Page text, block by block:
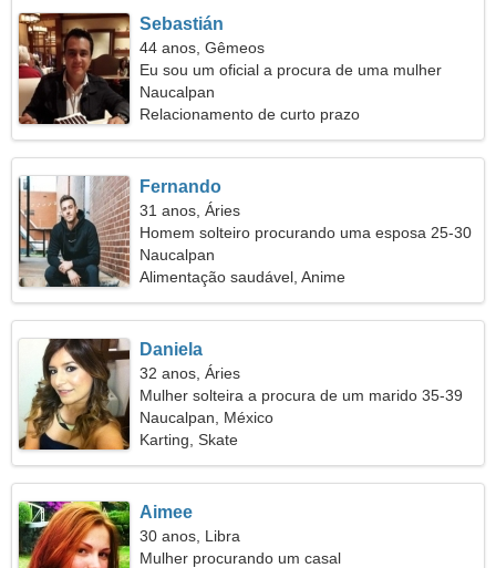
Sebastián
44 anos, Gêmeos
Eu sou um oficial a procura de uma mulher
sensual
Naucalpan
Relacionamento de curto prazo
Fernando
31 anos, Áries
Homem solteiro procurando uma esposa 25-30
Naucalpan
Alimentação saudável, Anime
Daniela
32 anos, Áries
Mulher solteira a procura de um marido 35-39
Naucalpan, México
Karting, Skate
Aimee
30 anos, Libra
Mulher procurando um casal